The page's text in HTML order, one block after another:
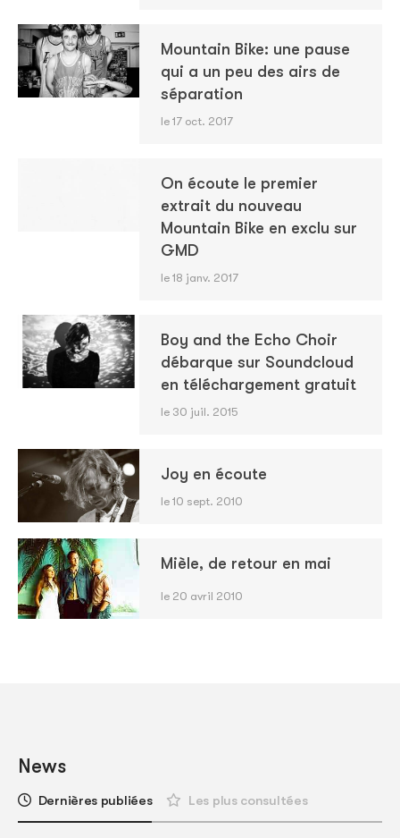
Mountain Bike: une pause
qui a un peu des airs de
séparation
le 17 oct. 2017
On écoute le premier
extrait du nouveau
Mountain Bike en exclu sur
GMD
le 18 janv. 2017
Boy and the Echo Choir
débarque sur Soundcloud
en téléchargement gratuit
le 30 juil. 2015
Joy en écoute
le 10 sept. 2010
Mièle, de retour en mai
le 20 avril 2010
News
Dernières publiées Les plus consultées